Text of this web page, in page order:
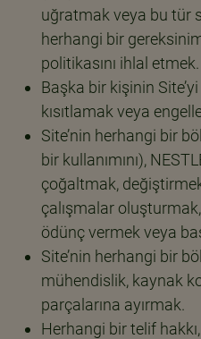
uğratmak veya bu tür
herhangi bir
politikasını ihlal etmek.
Başka bir kişinin
kısıtlamak veya
Site’nin herhangi bir
bir kullanımını),
çoğaltmak,
çalışmalar
ödünç vermek veya
Site’nin herhangi bir
mühendislik, kaynak
parçalarına ayırmak.
Herhangi bir telif